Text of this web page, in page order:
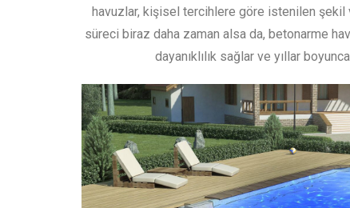
havuzlar, kişisel tercihlere göre istenilen şekil
süreci biraz daha zaman alsa da, betonarme
dayanıklılık sağlar ve yıllar